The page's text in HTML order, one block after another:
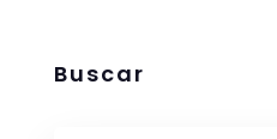
Buscar